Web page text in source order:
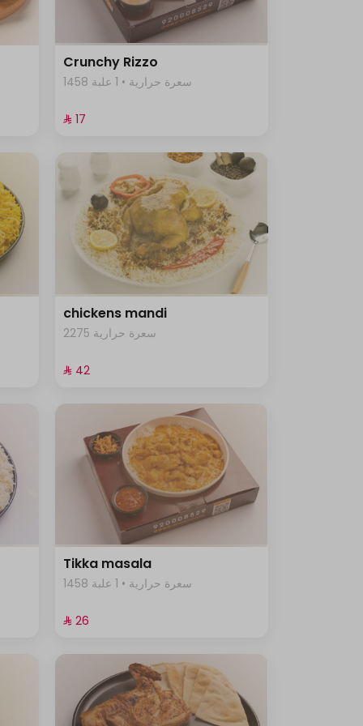
Crunchy Rizzo
1458 سعرة حرارية • 1 علبة
⁨⁦‪‬ 17⁩
chickens mandi
2275 سعرة حرارية
⁨⁦‪‬ 42⁩
Tikka masala
1458 سعرة حرارية • 1 علبة
⁨⁦‪‬ 26⁩